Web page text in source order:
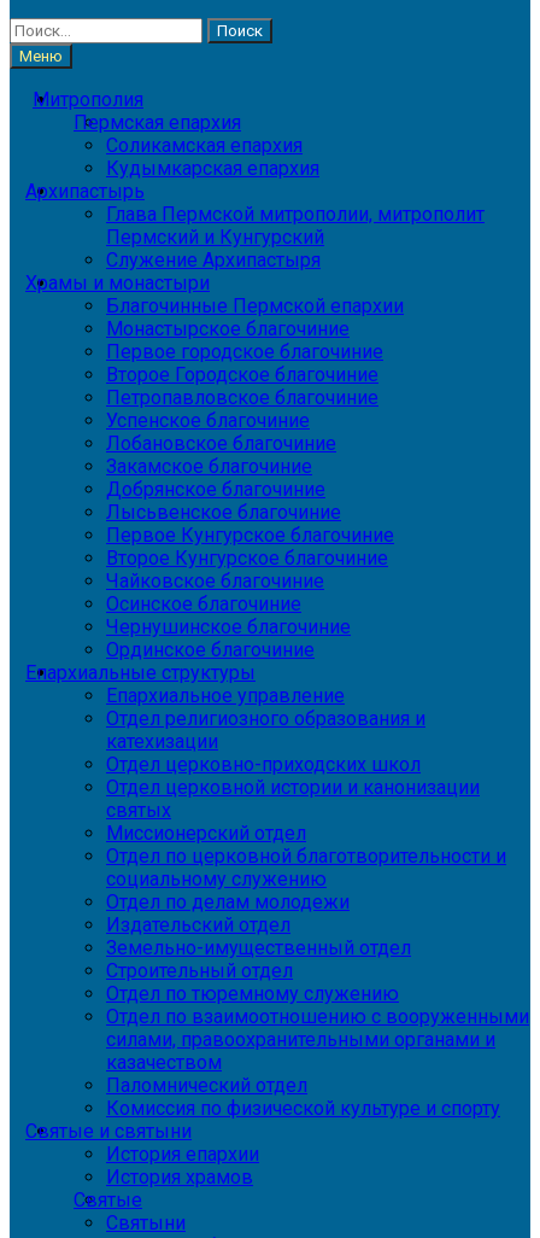
Найти:
Меню
Митрополия
Пермская епархия
Соликамская епархия
Кудымкарская епархия
Архипастырь
Глава Пермской митрополии, митрополит
Пермский и Кунгурский
Служение Архипастыря
Храмы и монастыри
Благочинные Пермской епархии
Монастырское благочиние
Первое городское благочиние
Второе Городское благочиние
Петропавловское благочиние
Успенское благочиние
Лобановское благочиние
Закамское благочиние
Добрянское благочиние
Лысьвенское благочиние
Первое Кунгурское благочиние
Второе Кунгурское благочиние
Чайковское благочиние
Осинское благочиние
Чернушинское благочиние
Ординское благочиние
Епархиальные структуры
Епархиальное управление
Отдел религиозного образования и
катехизации
Отдел церковно-приходских школ
Отдел церковной истории и канонизации
святых
Миссионерский отдел
Отдел по церковной благотворительности и
социальному служению
Отдел по делам молодежи
Издательский отдел
Земельно-имущественный отдел
Строительный отдел
Отдел по тюремному служению
Отдел по взаимоотношению с вооруженными
силами, правоохранительными органами и
казачеством
Паломнический отдел
Комиссия по физической культуре и спорту
Святые и святыни
История епархии
История храмов
Святые
Святыни